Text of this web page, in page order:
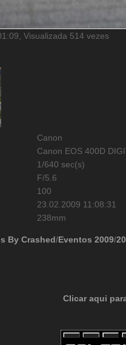
Visualizada 514 vezes
Canon
Canon EOS 400D
1/640 sec(s)
F/5.6
100
23.02.2009 11:08:31
238mm
By Crashed/Eventos 2009/
Clicar aqui